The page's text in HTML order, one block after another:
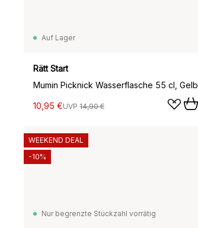
Auf Lager
Rätt Start
Mumin Picknick Wasserflasche 55 cl, Gelb
10,95 €UVP 14,90 €
Nur begrenzte Stückzahl vorrätig
WEEKEND DEAL
-10%